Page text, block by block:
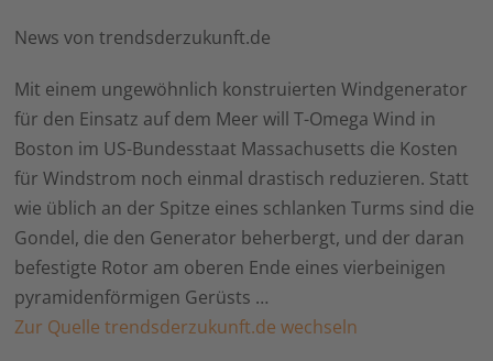
News von trendsderzukunft.de
Mit einem ungewöhnlich konstruierten Windgenerator
für den Einsatz auf dem Meer will T-Omega Wind in
Boston im US-Bundesstaat Massachusetts die Kosten
für Windstrom noch einmal drastisch reduzieren. Statt
wie üblich an der Spitze eines schlanken Turms sind die
Gondel, die den Generator beherbergt, und der daran
befestigte Rotor am oberen Ende eines vierbeinigen
pyramidenförmigen Gerüsts …
Zur Quelle trendsderzukunft.de wechseln